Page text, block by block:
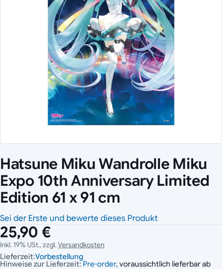
Hatsune Miku Wandrolle Miku
Expo 10th Anniversary Limited
Edition 61 x 91 cm
Sei der Erste und bewerte dieses Produkt
25,90 €
Inkl. 19% USt., zzgl.Versandkosten
Lieferzeit:Vorbestellung
Hinweise zur Lieferzeit: Pre-order, voraussichtlich lieferbar ab